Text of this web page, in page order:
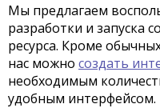
Мы предлагаем
разработки и запуска
ресурса. Кроме
нас можно создать
необходимым
удобным интерфейсом.